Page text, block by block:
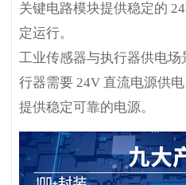
关键电路模块提供稳定的
定运行。
工业传感器与执行器供电
行器需要 24V 直流电源供
提供稳定可靠的电源。